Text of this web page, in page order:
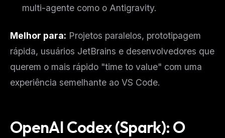
multi-agente como o Antigravity.
Melhor para: Projetos paralelos, prototipagem
rápida, usuários JetBrains e desenvolvedores que
querem o mais rápido "time to value" com uma
experiência semelhante ao VS Code.
OpenAI Codex (Spark): O
The weekly digest for AI builders
workflow updates — one email, no noise.
Email address
Maybe later